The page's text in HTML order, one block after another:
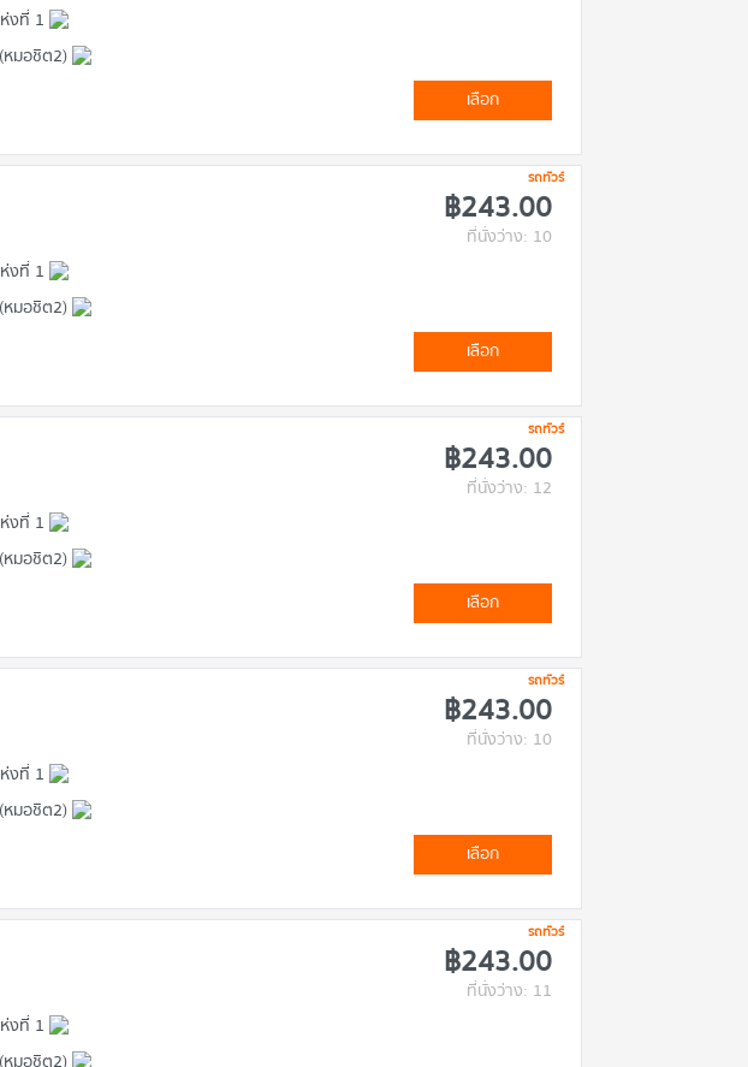
งที่ 1
หมอชิต2)
เลือก
รถทัวร์
฿243.00
ที่นั่งว่าง: 10
งที่ 1
หมอชิต2)
เลือก
รถทัวร์
฿243.00
ที่นั่งว่าง: 12
งที่ 1
หมอชิต2)
เลือก
รถทัวร์
฿243.00
ที่นั่งว่าง: 10
งที่ 1
หมอชิต2)
เลือก
รถทัวร์
฿243.00
ที่นั่งว่าง: 11
งที่ 1